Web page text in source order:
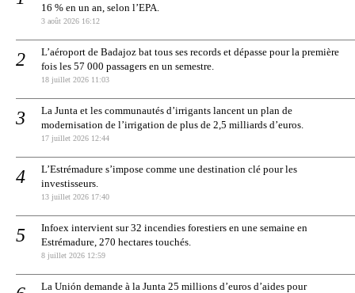
16 % en un an, selon l’EPA.
3 août 2026 16:12
L’aéroport de Badajoz bat tous ses records et dépasse pour la première
fois les 57 000 passagers en un semestre.
18 juillet 2026 11:03
La Junta et les communautés d’irrigants lancent un plan de
modernisation de l’irrigation de plus de 2,5 milliards d’euros.
17 juillet 2026 12:44
L’Estrémadure s’impose comme une destination clé pour les
investisseurs.
13 juillet 2026 17:40
Infoex intervient sur 32 incendies forestiers en une semaine en
Estrémadure, 270 hectares touchés.
8 juillet 2026 12:59
La Unión demande à la Junta 25 millions d’euros d’aides pour